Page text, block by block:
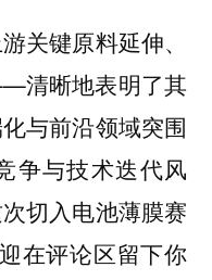
关键原料延伸、
清晰地表明了其
与前沿领域突围
争与技术迭代风
切入电池薄膜赛
在评论区留下你